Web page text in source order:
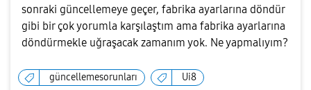
sonraki güncellemeye geçer, fabrika ayarlarına döndür
gibi bir çok yorumla karşılaştım ama fabrika ayarlarına
döndürmekle uğraşacak zamanım yok. Ne yapmalıyım?
güncellemesorunları Ui8